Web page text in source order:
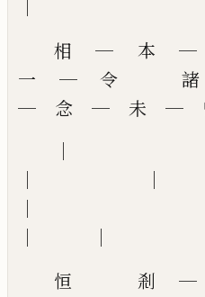
相 ─ 本
一 ─ 令
─ 念 ─ 未 ─
恒 剎